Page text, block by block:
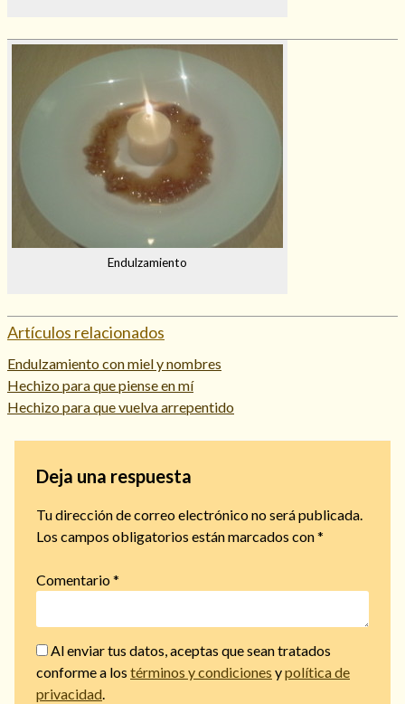
Endulzamiento
Artículos relacionados
Endulzamiento con miel y nombres
Hechizo para que piense en mí
Hechizo para que vuelva arrepentido
Deja una respuesta
Tu dirección de correo electrónico no será publicada.
Los campos obligatorios están marcados con*
Comentario*
Al enviar tus datos, aceptas que sean tratados
conforme a los términos y condiciones ypolítica de
privacidad.